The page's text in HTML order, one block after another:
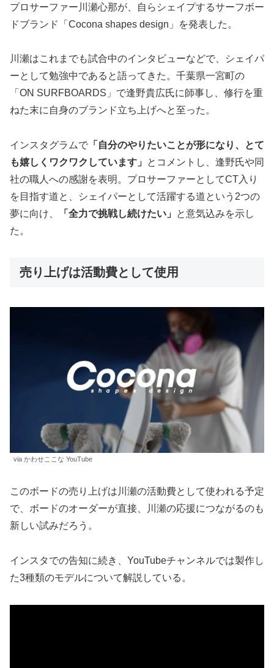
プロサーファー川瀬心那が、自らシェイプするサーフボー
ドブランド「Cocona shapes design」を発表した。
川瀬はこれまでも試合中のインタビューなどで、シェイパ
ーとして勉強中であると語ってきた。千葉県一宮町の
「ON SURFBOARDS」で逢野貴広氏に師事し、修行を重
ねた末に自身のブランド立ち上げへと至った。
インスタグラムで 「自分のやりたいことが形になり、とて
も嬉しくワクワクしています」
とコメントし、逢野氏や同
社の職人への感謝を表明。プロサーファーとしてCT入り
を目指す道と、シェイパーとして活躍する道という2つの
夢に向け、
「全力で挑戦し続けたい」
と意気込みを示し
た。
売り上げは活動費として使用
via かわせここな YouTube
このボードの売り上げは川瀬の活動費として使われる予定
で、ボードのオーダーが直接、川瀬の応援につながるのも
新しい試みだろう。
インスタでの告知に続き、YouTubeチャンネルでは製作し
た3種類のモデルについて解説している。